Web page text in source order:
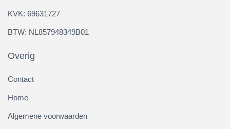
KVK: 69631727
BTW: NL857948349B01
Overig
Contact
Home
Algemene voorwaarden